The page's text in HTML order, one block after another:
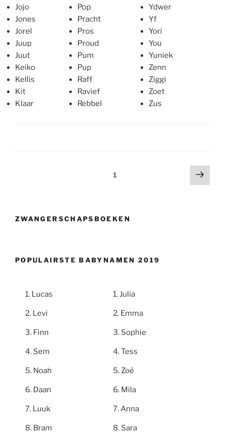
Jojo
Jones
Jorel
Juup
Juut
Keiko
Kellis
Kit
Klaar
Pop
Pracht
Pros
Proud
Pum
Pup
Raff
Ravief
Rebbel
Ydwer
Yf
Yori
You
Yuniek
Zenn
Ziggi
Zoet
Zus
Pagina1
ZWANGERSCHAPSBOEKEN
POPULAIRSTE BABYNAMEN 2019
Lucas
Levi
Finn
Sem
Noah
Daan
Luuk
Bram
Julia
Emma
Sophie
Tess
Zoë
Mila
Anna
Sara